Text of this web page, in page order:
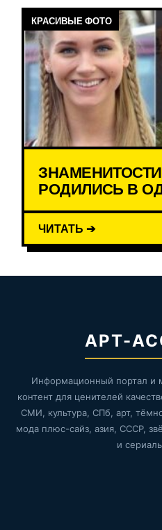
КРАСИВЫЕ ФОТО
РОДИЛИСЬ В
ЧИТАТЬ ➔
АРТ-
Информационный портал и
контент для ценителей
СМИ, культура, СПб, арт,
мода плюс-сайз, азия, СССР,
и